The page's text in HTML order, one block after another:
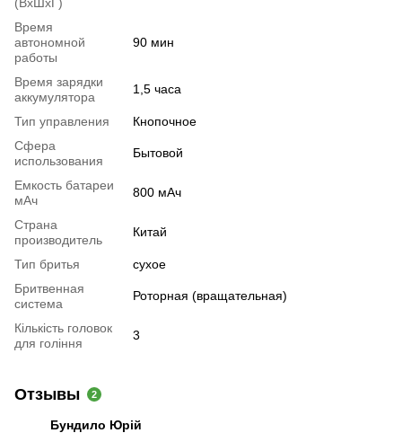
Время
автономной
работы
90 мин
Время зарядки
аккумулятора
1,5 часа
Тип управления
Кнопочное
Сфера
использования
Бытовой
Емкость батареи
мАч
800 мАч
Страна
производитель
Китай
Тип бритья
сухое
Бритвенная
система
Роторная (вращательная)
Кількість головок
для гоління
3
Отзывы 2
Бундило Юрій